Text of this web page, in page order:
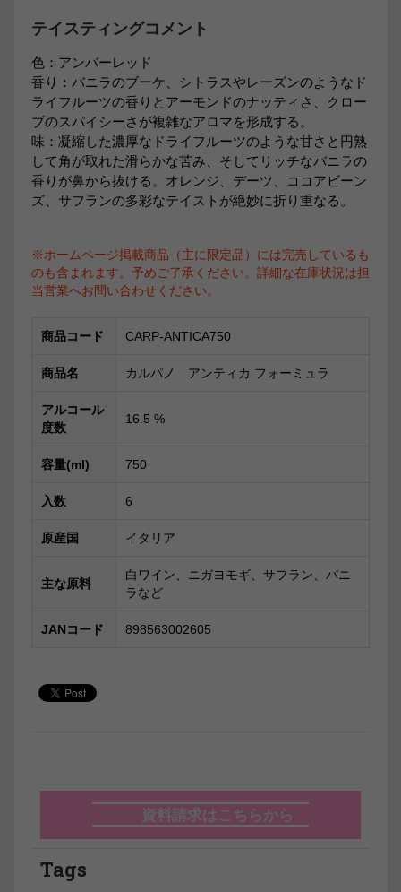
テイスティングコメント
色：アンバーレッド
香り：バニラのブーケ、シトラスやレーズンのようなド
ライフルーツの香りとアーモンドのナッティさ、クロー
ブのスパイシーさが複雑なアロマを形成する。
味：凝縮した濃厚なドライフルーツのような甘さと円熟
して角が取れた滑らかな苦み、そしてリッチなバニラの
香りが鼻から抜ける。オレンジ、デーツ、ココアビーン
ズ、サフランの多彩なテイストが絶妙に折り重なる。
※ホームページ掲載商品（主に限定品）には完売しているも
のも含まれます。予めご了承ください。詳細な在庫状況は担
当営業へお問い合わせください。
商品コード CARP-ANTICA750
商品名 カルパノ アンティカ フォーミュラ
アルコール
度数
16.5 %
容量(ml) 750
入数 6
原産国 イタリア
主な原料
白ワイン、ニガヨモギ、サフラン、バニ
ラなど
JANコード 898563002605
資料請求はこちらから
Tags